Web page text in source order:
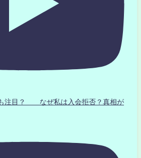
注目？ なぜ私は入会拒否？真相が